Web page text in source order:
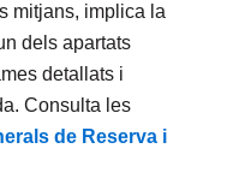
mitjans, implica la
dels apartats
detallats i
Consulta les
de Reserva i